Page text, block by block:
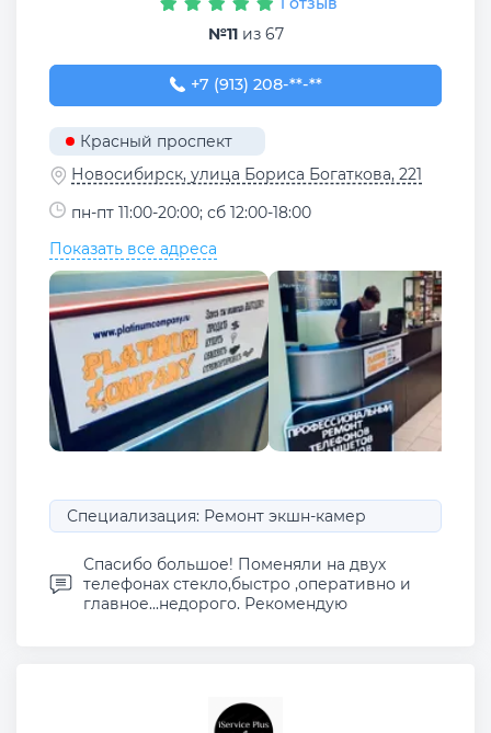
№11из 67
+7 (913) 208-78-50
+7 (913) 208-**-**
Красный проспект
Новосибирск, улица Бориса Богаткова, 221
пн-пт 11:00-20:00; сб 12:00-18:00
Показать все адреса
Специализация: Ремонт экшн-камер
Спасибо большое! Поменяли на двух
телефонах стекло,быстро ,оперативно и
главное...недорого. Рекомендую